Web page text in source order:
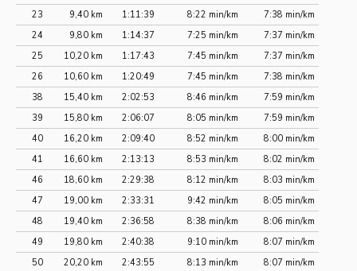
23
9,40 km 1:11:39 8:22 min/km
7:38 min/km
24
9,80 km 1:14:37 7:25 min/km
7:37 min/km
25
10,20 km 1:17:43 7:45 min/km
7:37 min/km
26
10,60 km 1:20:49 7:45 min/km
7:38 min/km
38
15,40 km 2:02:53 8:46 min/km
7:59 min/km
39
15,80 km 2:06:07 8:05 min/km
7:59 min/km
40
16,20 km 2:09:40 8:52 min/km
8:00 min/km
41
16,60 km 2:13:13 8:53 min/km
8:02 min/km
46
18,60 km 2:29:38 8:12 min/km
8:03 min/km
47
19,00 km 2:33:31 9:42 min/km
8:05 min/km
48
19,40 km 2:36:58 8:38 min/km
8:06 min/km
49
19,80 km 2:40:38 9:10 min/km
8:07 min/km
50
20,20 km 2:43:55 8:13 min/km
8:07 min/km